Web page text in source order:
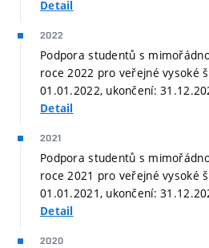
Detail
2022
Podpora studentů s
roce 2022 pro veřejné vysoké
01.01.2022, ukončení:
Detail
2021
Podpora studentů s
roce 2021 pro veřejné vysoké
01.01.2021, ukončení:
Detail
2020